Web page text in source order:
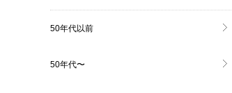
50年代以前
50年代〜